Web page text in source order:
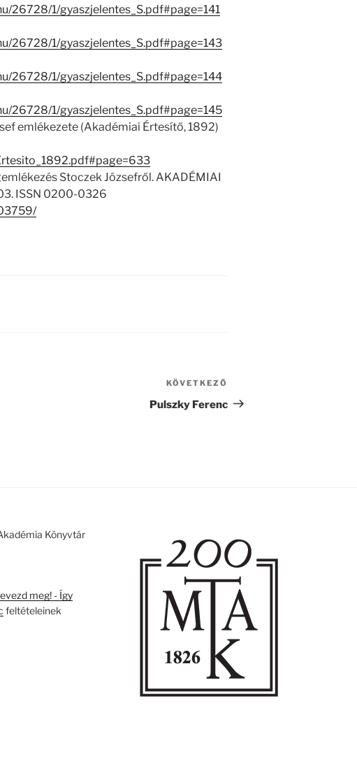
26728/1/gyaszjelentes_S.pdf#page=141
26728/1/gyaszjelentes_S.pdf#page=143
26728/1/gyaszjelentes_S.pdf#page=144
26728/1/gyaszjelentes_S.pdf#page=145
emlékezete (Akadémiai Értesítő, 1892)
Stoczek Józsefről. AKADÉMIAI
ISSN 0200-0326
bejegyzés
KÖVETKEZŐ
Pulszky Ferenc
Könyvtár
meg! - Így
feltételeinek